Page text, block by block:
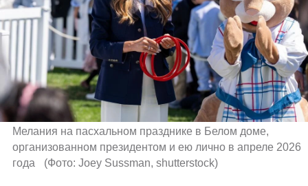
Мелания на пасхальном празднике в Белом доме,
организованном президентом и ею лично в апреле 2026
года
(Фото: Joey Sussman, shutterstock)